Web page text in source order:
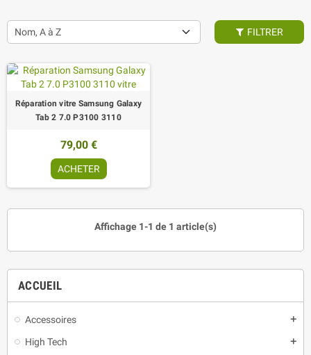
ACCUEIL
Accessoires add
High Tech add
Nom, A à Z FILTRER
Réparation vitre Samsung Galaxy
Tab 2 7.0 P3100 3110
79,00 €
ACHETER
Affichage 1-1 de 1 article(s)